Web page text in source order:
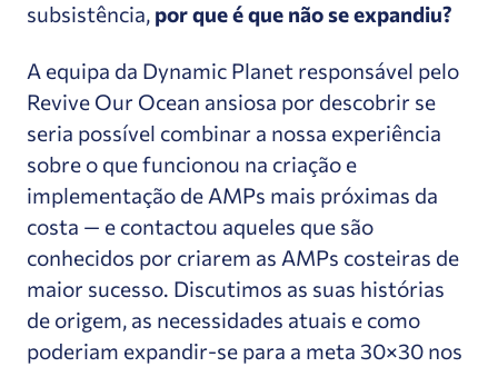
subsistência, por que é que não se expandiu?
A equipa da Dynamic Planet responsável pelo
Revive Our Ocean ansiosa por descobrir se
seria possível combinar a nossa experiência
sobre o que funcionou na criação e
implementação de AMPs mais próximas da
costa — e contactou aqueles que são
conhecidos por criarem as AMPs costeiras de
maior sucesso. Discutimos as suas histórias
de origem, as necessidades atuais e como
poderiam expandir-se para a meta 30×30 nos